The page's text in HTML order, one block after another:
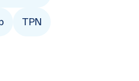
TPN